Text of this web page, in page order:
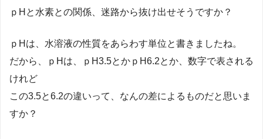
ｐHと水素との関係、迷路から抜け出せそうですか？
ｐHは、水溶液の性質をあらわす単位と書きましたね。
だから、ｐHは、ｐH3.5とかｐH6.2とか、数字で表される
けれど
この3.5と6.2の違いって、なんの差によるものだと思いま
すか？